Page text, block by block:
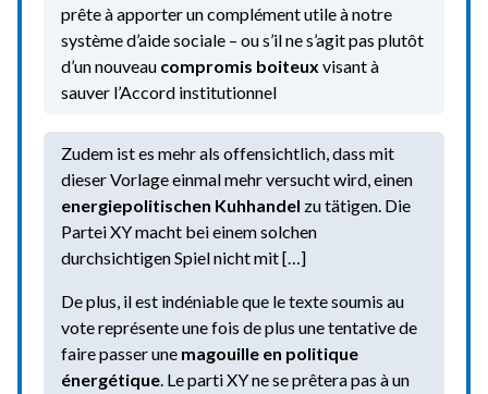
prête à apporter un complément utile à notre
système d’aide sociale – ou s’il ne s’agit pas plutôt
d’un nouveau compromis boiteux visant à
sauver l’Accord institutionnel
Zudem ist es mehr als offensichtlich, dass mit
dieser Vorlage einmal mehr versucht wird, einen
energiepolitischen Kuhhandel zu tätigen. Die
Partei XY macht bei einem solchen
durchsichtigen Spiel nicht mit […]
De plus, il est indéniable que le texte soumis au
vote représente une fois de plus une tentative de
faire passer une magouille en politique
énergétique. Le parti XY ne se prêtera pas à un